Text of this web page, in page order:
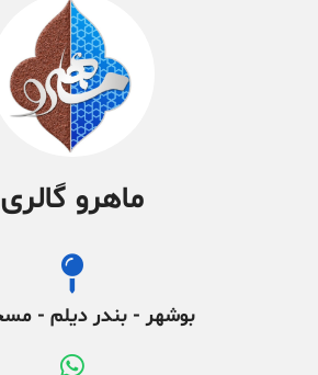
ماهرو گالری
بوشهر - بندر دیلم -